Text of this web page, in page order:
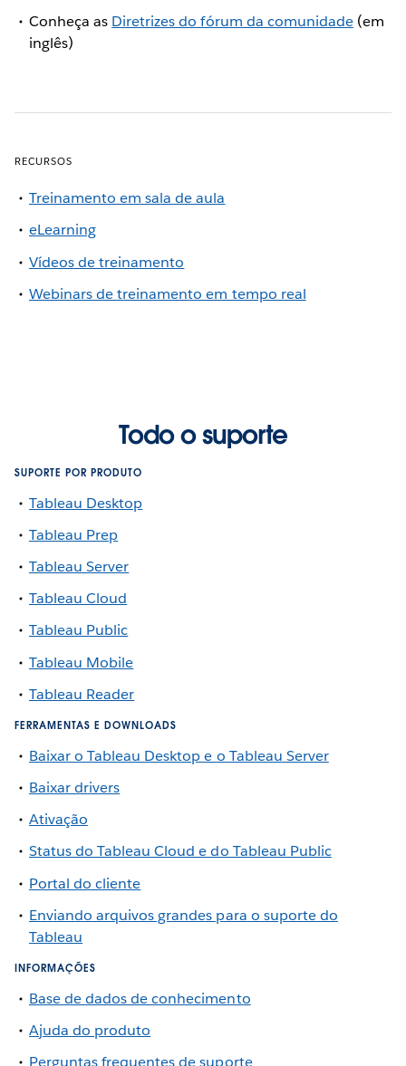
Conheça as Diretrizes do fórum da comunidade(em
inglês)
RECURSOS
Treinamento em sala de aula
eLearning
Vídeos de treinamento
Webinars de treinamento em tempo real
Todo o suporte
SUPORTE POR PRODUTO
Tableau Desktop
Tableau Prep
Tableau Server
Tableau Cloud
Tableau Public
Tableau Mobile
Tableau Reader
FERRAMENTAS E DOWNLOADS
Baixar o Tableau Desktop e o Tableau Server
Baixar drivers
Ativação
Status do Tableau Cloud e do Tableau Public
Portal do cliente
Enviando arquivos grandes para o suporte do
Tableau
INFORMAÇÕES
Base de dados de conhecimento
Ajuda do produto
Perguntas frequentes de suporte